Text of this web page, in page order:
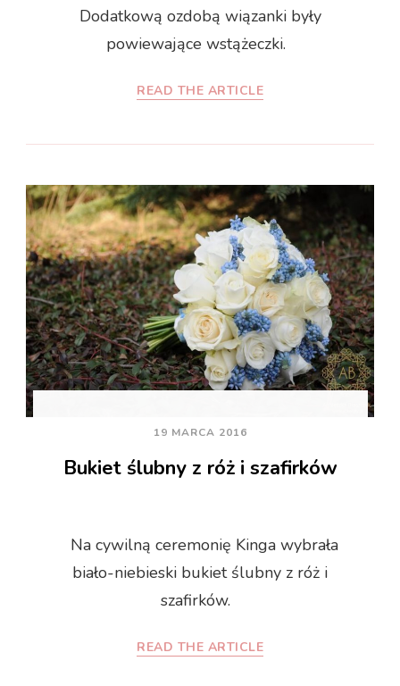
Dodatkową ozdobą wiązanki były
powiewające wstążeczki.
READ THE ARTICLE
19 MARCA 2016
Bukiet ślubny z róż i szafirków
Na cywilną ceremonię Kinga wybrała
biało-niebieski bukiet ślubny z róż i
szafirków.
READ THE ARTICLE